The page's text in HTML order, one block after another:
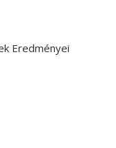
Eredményei